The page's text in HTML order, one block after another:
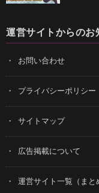
運営サイトからのお
お問い合わせ
プライバシーポリシー
サイトマップ
広告掲載について
運営サイト一覧（まと